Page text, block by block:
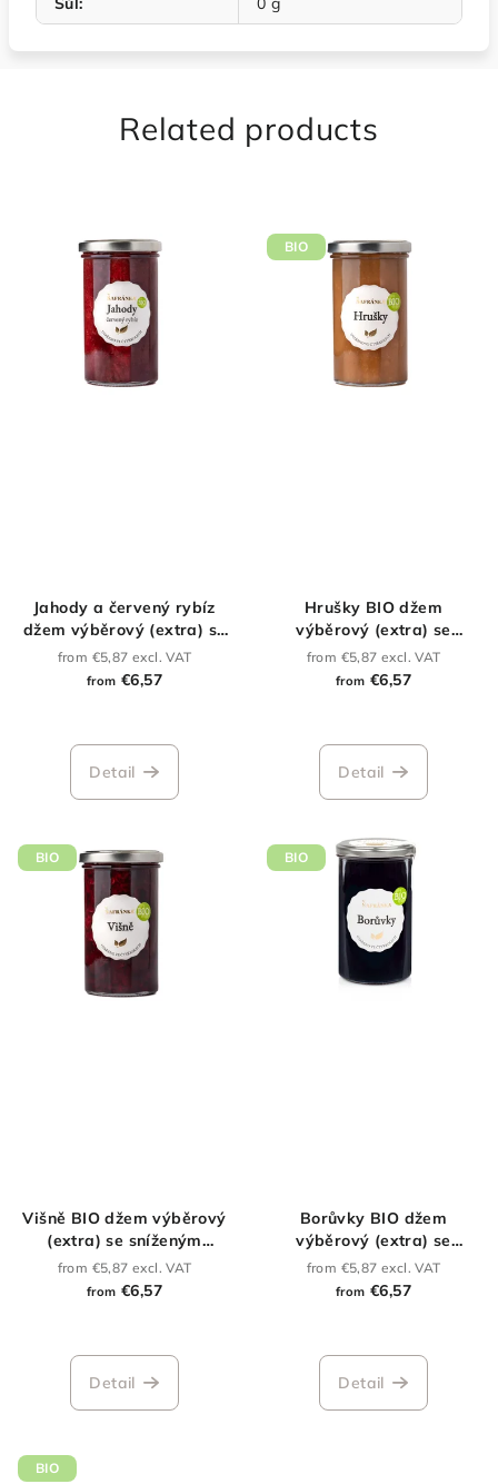
Related products
Jahody a červený rybíz
džem výběrový (extra) se
sníženým obsahem cukru
from €5,87 excl. VAT
from €6,57
Detail
BIO
Hrušky BIO džem
výběrový (extra) se
sníženým obsahem cukru
from €5,87 excl. VAT
from €6,57
Detail
BIO
Višně BIO džem výběrový
(extra) se sníženým
obsahem cukru
from €5,87 excl. VAT
from €6,57
Detail
BIO
Borůvky BIO džem
výběrový (extra) se
sníženým obsahem cukru
from €5,87 excl. VAT
from €6,57
average
product
Detail
BIO